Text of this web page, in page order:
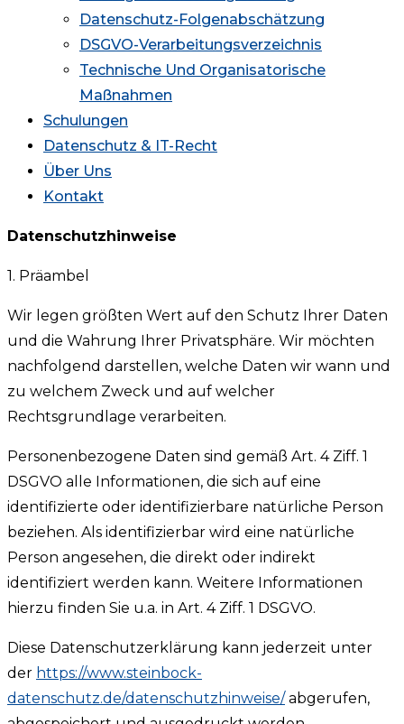
Datenschutz-Folgenabschätzung
DSGVO-Verarbeitungsverzeichnis
Technische Und Organisatorische
Maßnahmen
Schulungen
Datenschutz & IT-Recht
Über Uns
Kontakt
Datenschutzhinweise
1. Präambel
Wir legen größten Wert auf den Schutz Ihrer Daten
und die Wahrung Ihrer Privatsphäre. Wir möchten
nachfolgend darstellen, welche Daten wir wann und
zu welchem Zweck und auf welcher
Rechtsgrundlage verarbeiten.
Personenbezogene Daten sind gemäß Art. 4 Ziff. 1
DSGVO alle Informationen, die sich auf eine
identifizierte oder identifizierbare natürliche Person
beziehen. Als identifizierbar wird eine natürliche
Person angesehen, die direkt oder indirekt
identifiziert werden kann. Weitere Informationen
hierzu finden Sie u.a. in Art. 4 Ziff. 1 DSGVO.
Diese Datenschutzerklärung kann jederzeit unter
der https://www.steinbock-
datenschutz.de/datenschutzhinweise/abgerufen,